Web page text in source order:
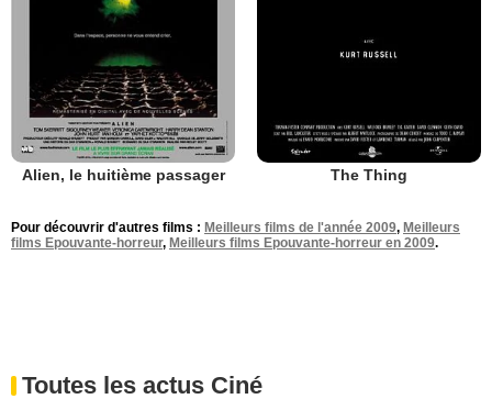
Alien, le huitième passager The Thing
Pour découvrir d'autres films : Meilleurs films de l'année 2009, Meilleurs
films Epouvante-horreur, Meilleurs films Epouvante-horreur en 2009.
Toutes les actus Ciné